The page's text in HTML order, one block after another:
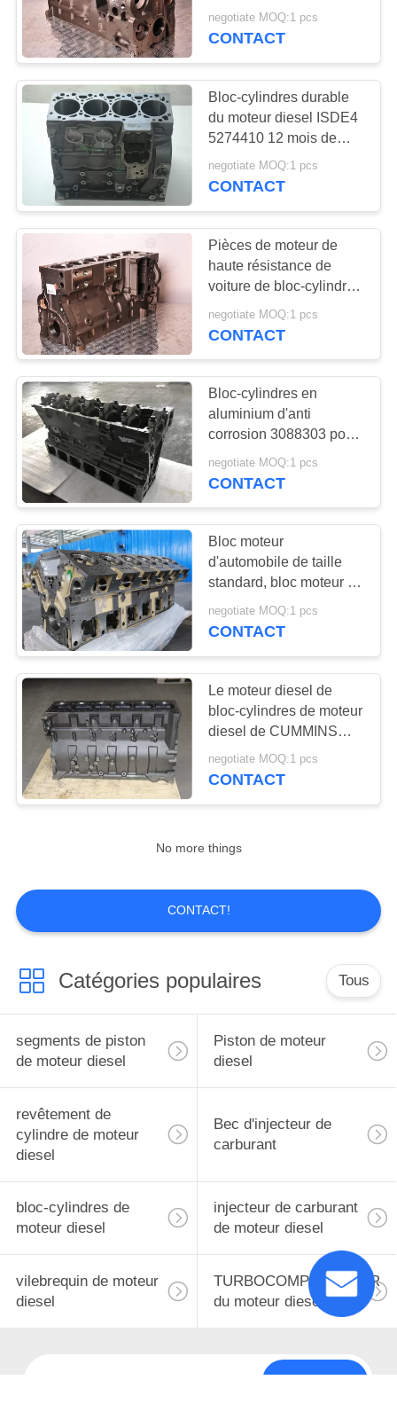
injecteur de
carburant de moteur
diesel
17
vilebrequin de
moteur diesel
du moteur diesel
Plat hydraulique de
valve
13
Valve d'excavatrice
Incidence
d'excavatrice
Pièces de rechange
de pompe concrète
moteur 5260561 100%
qualités examinées
negotiate MOQ:1 pcs
CONTACT
Bloc-cylindres durable
du moteur diesel ISDE4
5274410 12 mois de
garantie
negotiate MOQ:1 pcs
CONTACT
Pièces de moteur de
haute résistance de
voiture de bloc-cylindres
du moteur diesel 6L8.9
5260558
negotiate MOQ:1 pcs
CONTACT
Bloc-cylindres en
aluminium d'anti
corrosion 3088303 pour
le moteur diesel de
CCEC K19
negotiate MOQ:1 pcs
CONTACT
Bloc moteur
d'automobile de taille
standard, bloc moteur de
camion 3178802 KTA38
pour CCEC
negotiate MOQ:1 pcs
CONTACT
Le moteur diesel de
bloc-cylindres de moteur
diesel de CUMMINS
partie QSX15 ISX15
X15 4298515 2882088
negotiate MOQ:1 pcs
CONTACT
No more things
CONTACT!
Catégories populaires Tous
segments de piston
de moteur diesel
Piston de moteur
diesel
revêtement de
cylindre de moteur
diesel
Bec d'injecteur de
carburant
bloc-cylindres de
moteur diesel
injecteur de carburant
de moteur diesel
vilebrequin de moteur
diesel
TURBOCOMPRESSEUR
du moteur diesel